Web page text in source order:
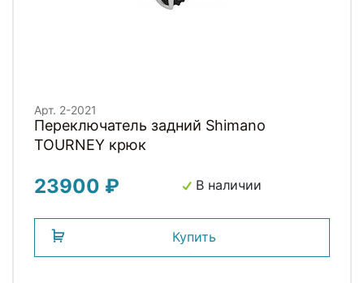
Арт. 2-2021
Переключатель задний Shimano
TOURNEY крюк
23900 ₽ В наличии
Купить